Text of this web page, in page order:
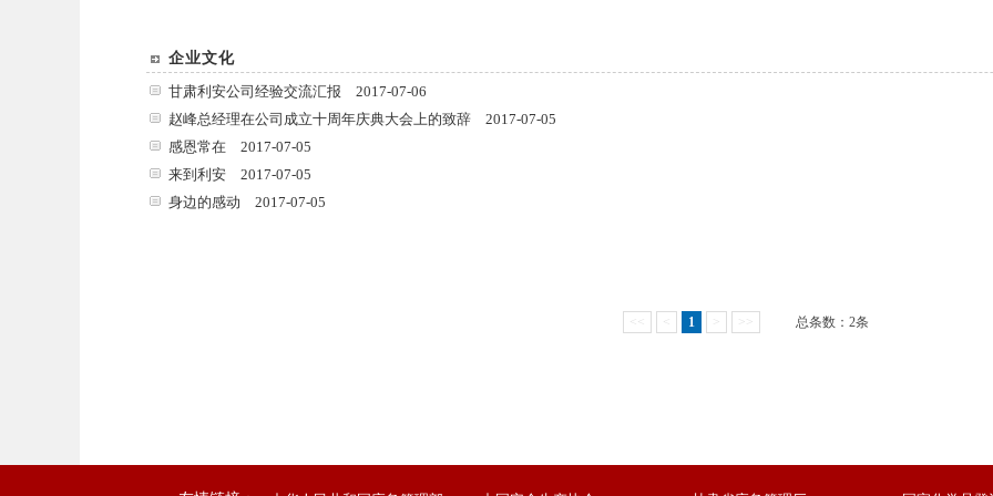
企业文化
甘肃利安公司经验交流汇报
2017-07-06
赵峰总经理在公司成立十周年庆典大会上的致辞
2017-07-05
感恩常在
2017-07-05
来到利安
2017-07-05
身边的感动
2017-07-05
<< < 1 > >> 总条数：2条